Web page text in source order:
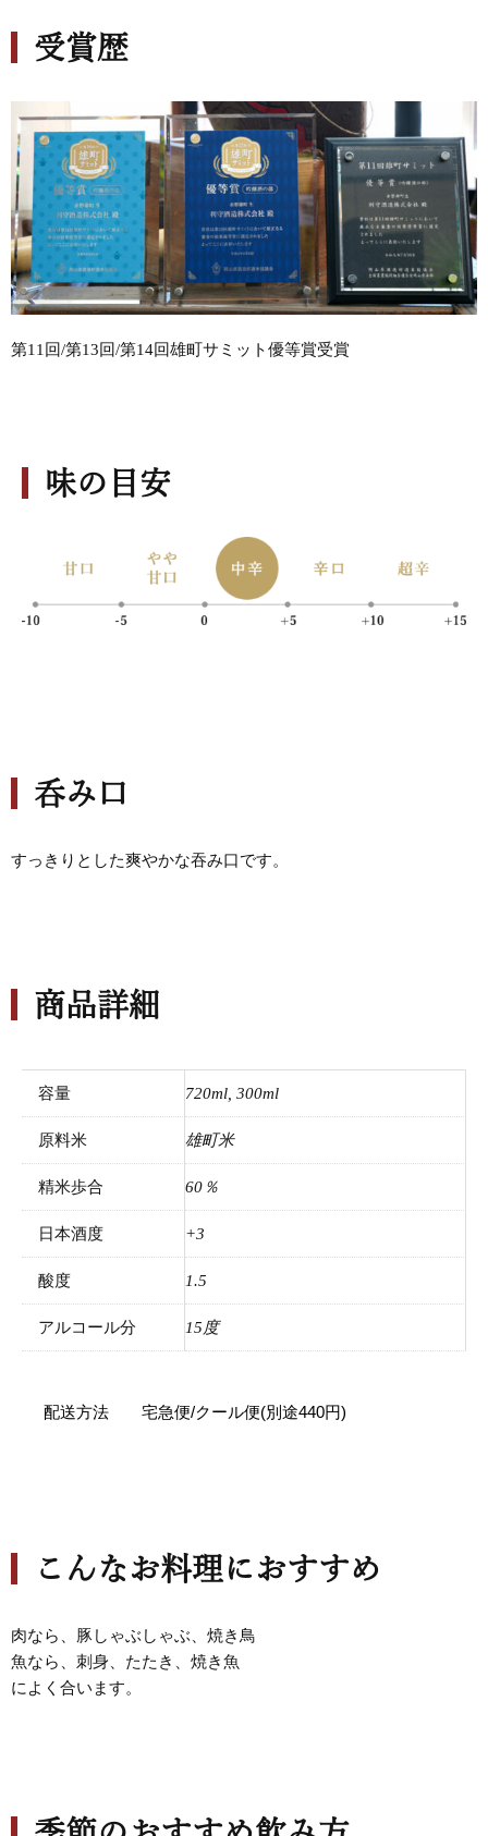
受賞歴
第11回/第13回/第14回雄町サミット優等賞受賞
味の目安
呑み口
すっきりとした爽やかな吞み口です。
商品詳細
容量 720ml, 300ml
原料米 雄町米
精米歩合 60％
日本酒度 +3
酸度 1.5
アルコール分 15度
配送方法 宅急便/クール便(別途440円)
こんなお料理におすすめ
肉なら、豚しゃぶしゃぶ、焼き鳥
魚なら、刺身、たたき、焼き魚
によく合います。